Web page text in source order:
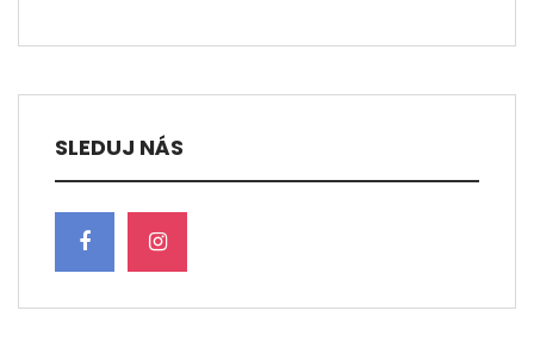
SLEDUJ NÁS